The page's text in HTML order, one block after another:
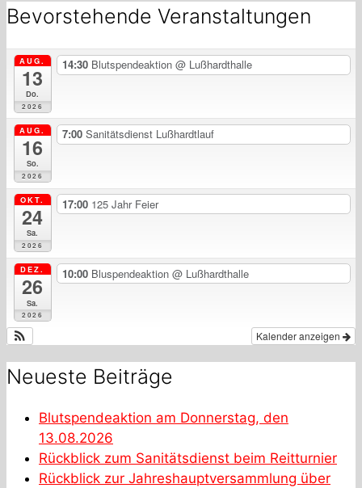
Bevorstehende Veranstaltungen
AUG.
13
Do.
2026
14:30 Blutspendeaktion @ Lußhardthalle
AUG.
16
So.
2026
7:00 Sanitätsdienst Lußhardtlauf
OKT.
24
Sa.
2026
17:00 125 Jahr Feier
DEZ.
26
Sa.
2026
10:00 Bluspendeaktion @ Lußhardthalle
Kalender anzeigen
Neueste Beiträge
Blutspendeaktion am Donnerstag, den
13.08.2026
Rückblick zum Sanitätsdienst beim Reitturnier
Rückblick zur Jahreshauptversammlung über